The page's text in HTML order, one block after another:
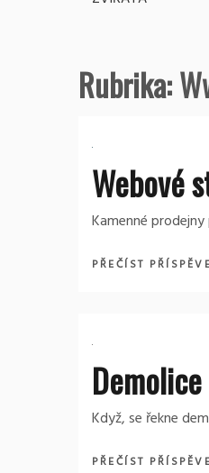
Rubrika:
Webové
Kamenné
PŘEČÍST
Když, se řekne
PŘEČÍST